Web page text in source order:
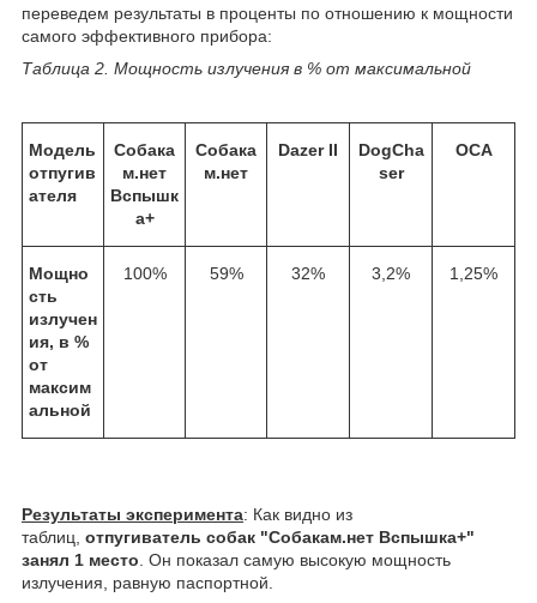
переведем результаты в проценты по отношению к мощности
самого эффективного прибора:
Таблица 2. Мощность излучения в % от максимальной
Модель
отпугив
ателя
Собака
м.нет
Вспышк
а+
Собака
м.нет
Dazer II
DogCha
ser
ОСА
Мощно
сть
излучен
ия, в %
от
максим
альной
100% 59% 32% 3,2% 1,25%
Результаты эксперимента: Как видно из
таблиц, отпугиватель собак "Собакам.нет Вспышка+"
занял 1 место . Он показал самую высокую мощность
излучения, равную паспортной.